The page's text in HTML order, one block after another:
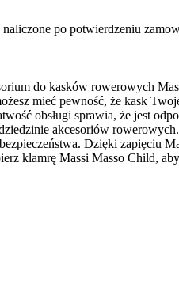
naliczone po potwierdzeniu
do kasków rowerowych
mieć pewność, że kask
obsługi sprawia, że jest
akcesoriów
Dzięki zapięciu
klamrę Massi Masso Child,